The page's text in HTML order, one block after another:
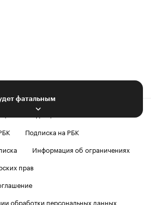
фатальным
Подписка на РБК
Информация об ограничениях
прав
обработки персональных данных